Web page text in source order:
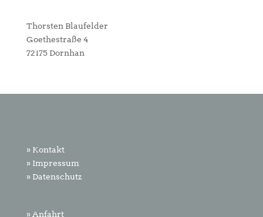
Thorsten Blaufelder
Goethestraße 4
72175 Dornhan
» Kontakt
» Impressum
» Datenschutz
» Anfahrt